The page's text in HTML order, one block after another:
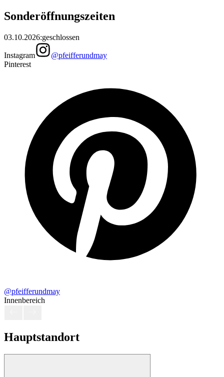
Sonderöffnungszeiten
03.10.2026:geschlossen
Instagram
@pfeifferundmay
Pinterest
@pfeifferundmay
Innenbereich
Hauptstandort